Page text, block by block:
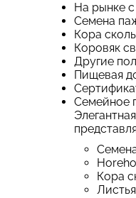
На рынке с
Семена
Кора
Коровяк
Другие
Пищевая
Семейное
Кора